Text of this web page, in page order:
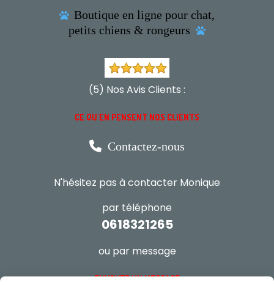
 Boutique en ligne pour chat,
petits chiens & rongeurs

(5) Nos Avis Clients :
CE QU'EN PENSENT NOS CLIENTS
 Contactez-nous
N'hésitez pas à contacter Monique
par téléphone
0618321265
ou par message
ENVOYER UN MESSAGE